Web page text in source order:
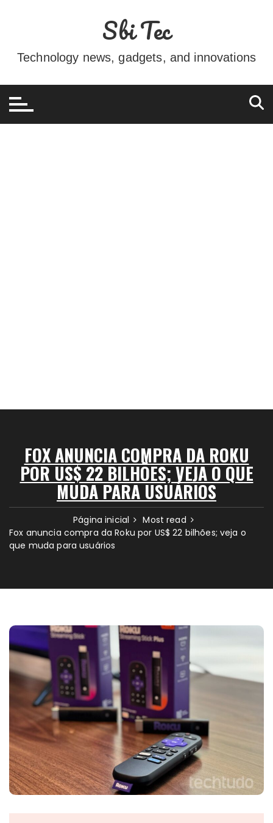
conteúdo
Sbi Tec
Technology news, gadgets, and innovations
FOX ANUNCIA COMPRA DA ROKU
POR US$ 22 BILHÕES; VEJA O QUE
MUDA PARA USUÁRIOS
Página inicial
Most read
Fox anuncia compra da Roku por US$ 22 bilhões; veja o
que muda para usuários